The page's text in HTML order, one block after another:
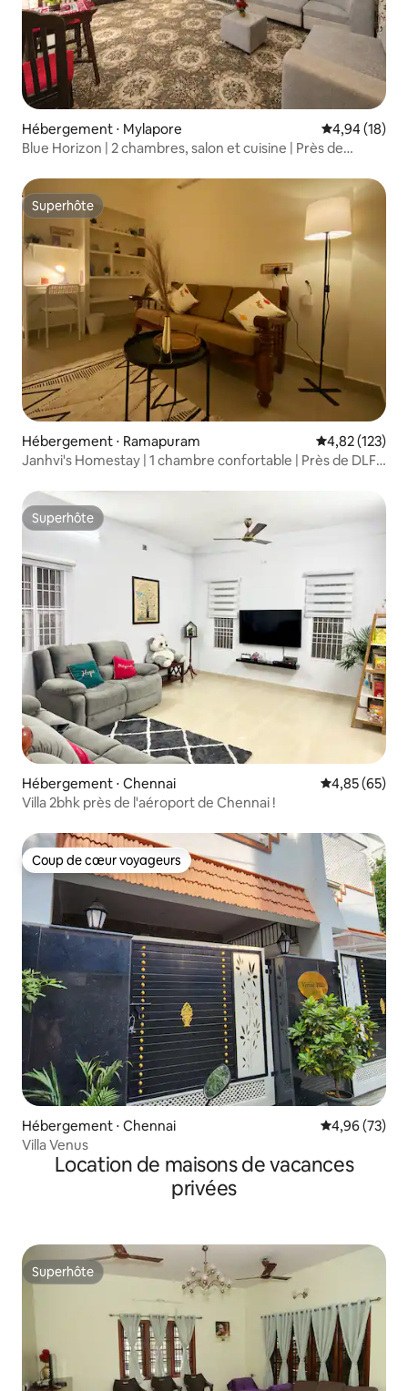
Hébergement ⋅ Mylapore Évaluation
4,94 (18)
Blue Horizon | 2 chambres, salon et cuisine | Près de
Superhôte
Superhôte
Hébergement ⋅ Ramapuram Évaluation
4,82 (123)
Janhvi's Homestay | 1 chambre confortable | Près de DLF
Superhôte
Superhôte
Hébergement ⋅ Chennai Évaluation
4,85 (65)
Villa 2bhk près de l'aéroport de Chennai !
Coup de cœur voyageurs
Coup de cœur voyageurs
Hébergement ⋅ Chennai Évaluation
4,96 (73)
Villa Venus
Location de maisons de vacances
privées
Superhôte
Superhôte